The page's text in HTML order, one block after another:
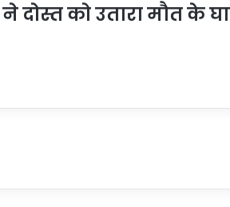
को उतारा मौत के